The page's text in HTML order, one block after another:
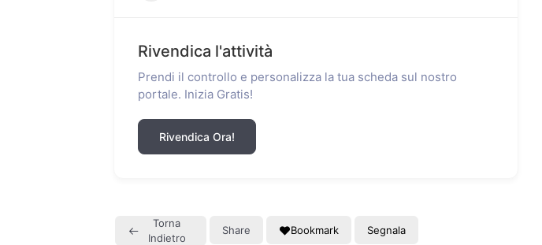
Rivendica l'attività
Prendi il controllo e personalizza la tua scheda sul nostro
portale. Inizia Gratis!
Rivendica Ora!
Torna
Indietro
Share Bookmark Segnala